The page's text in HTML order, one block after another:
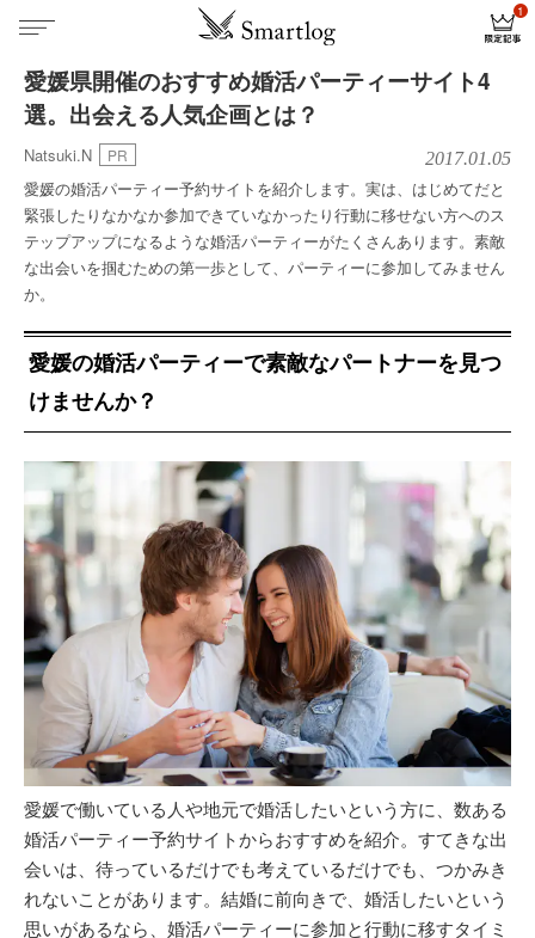
愛媛県開催のおすすめ婚活パーティーサイト4
選。出会える人気企画とは？
Natsuki.N PR 2017.01.05
愛媛の婚活パーティー予約サイトを紹介します。実は、はじめてだと
緊張したりなかなか参加できていなかったり行動に移せない方へのス
テップアップになるような婚活パーティーがたくさんあります。素敵
な出会いを掴むための第一歩として、パーティーに参加してみません
か。
愛媛の婚活パーティーで素敵なパートナーを見つ
けませんか？
愛媛で働いている人や地元で婚活したいという方に、数ある
婚活パーティー予約サイトからおすすめを紹介。すてきな出
会いは、待っているだけでも考えているだけでも、つかみき
れないことがあります。結婚に前向きで、婚活したいという
思いがあるなら、婚活パーティーに参加と行動に移すタイミ